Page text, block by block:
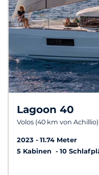
Lagoon 40
Volos (40 km von Achillio)
2023
11.74 Meter
5 Kabinen
10